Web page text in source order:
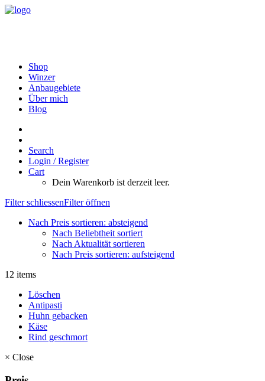
Shop
Winzer
Anbaugebiete
Über mich
Blog
Search
Login / Register
Cart
Dein Warenkorb ist derzeit leer.
Filter schliessenFilter öffnen
Nach Preis sortieren: absteigend
Nach Beliebtheit sortiert
Nach Aktualität sortieren
Nach Preis sortieren: aufsteigend
12 items
Löschen
Antipasti
Huhn gebacken
Käse
Rind geschmort
× Close